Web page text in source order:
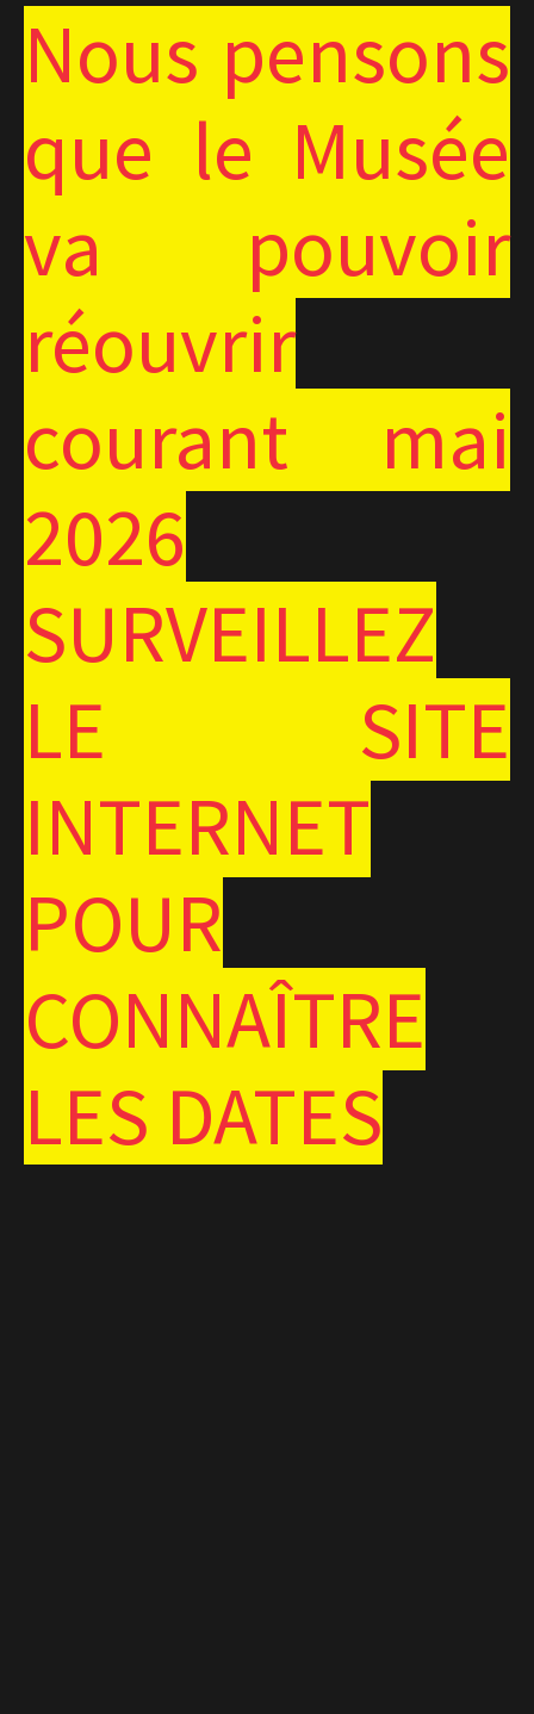
Nous pensons
que le Musée
va pouvoir
réouvrir
courant mai
2026
SURVEILLEZ
LE SITE
INTERNET
POUR
CONNAÎTRE
LES DATES